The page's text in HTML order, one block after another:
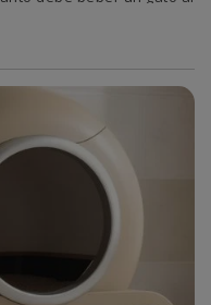
y cómo actuar para